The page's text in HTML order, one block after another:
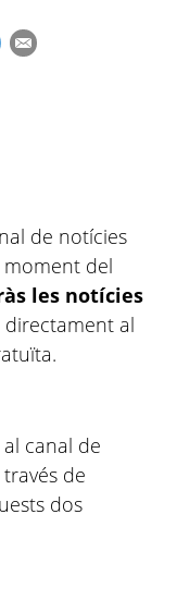
de notícies
del
les notícies
al
canal de
través de
dos